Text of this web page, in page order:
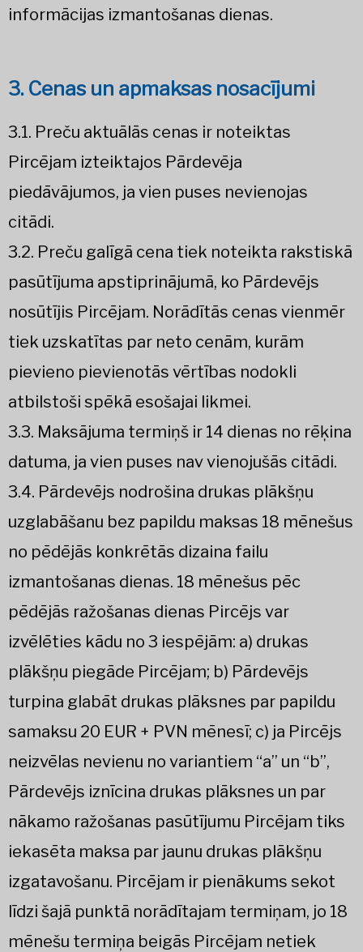
informācijas izmantošanas dienas.
3. Cenas un apmaksas nosacījumi
3.1. Preču aktuālās cenas ir noteiktas
Pircējam izteiktajos Pārdevēja
piedāvājumos, ja vien puses nevienojas
citādi.
3.2. Preču galīgā cena tiek noteikta rakstiskā
pasūtījuma apstiprinājumā, ko Pārdevējs
nosūtījis Pircējam. Norādītās cenas vienmēr
tiek uzskatītas par neto cenām, kurām
pievieno pievienotās vērtības nodokli
atbilstoši spēkā esošajai likmei.
3.3. Maksājuma termiņš ir 14 dienas no rēķina
datuma, ja vien puses nav vienojušās citādi.
3.4. Pārdevējs nodrošina drukas plākšņu
uzglabāšanu bez papildu maksas 18 mēnešus
no pēdējās konkrētās dizaina failu
izmantošanas dienas. 18 mēnešus pēc
pēdējās ražošanas dienas Pircējs var
izvēlēties kādu no 3 iespējām: a) drukas
plākšņu piegāde Pircējam; b) Pārdevējs
turpina glabāt drukas plāksnes par papildu
samaksu 20 EUR + PVN mēnesī; c) ja Pircējs
neizvēlas nevienu no variantiem “a” un “b”,
Pārdevējs iznīcina drukas plāksnes un par
nākamo ražošanas pasūtījumu Pircējam tiks
iekasēta maksa par jaunu drukas plākšņu
izgatavošanu. Pircējam ir pienākums sekot
līdzi šajā punktā norādītajam termiņam, jo 18
mēnešu termiņa beigās Pircējam netiek